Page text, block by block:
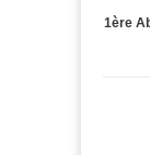
1ère